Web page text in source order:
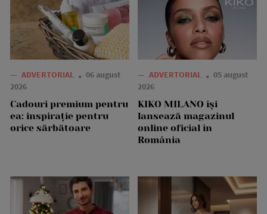
— ADVERTORIAL
06 august
2026
Cadouri premium pentru
ea: inspirație pentru
orice sărbătoare
— ADVERTORIAL
05 august
2026
KIKO MILANO își
lansează magazinul
online oficial în
România